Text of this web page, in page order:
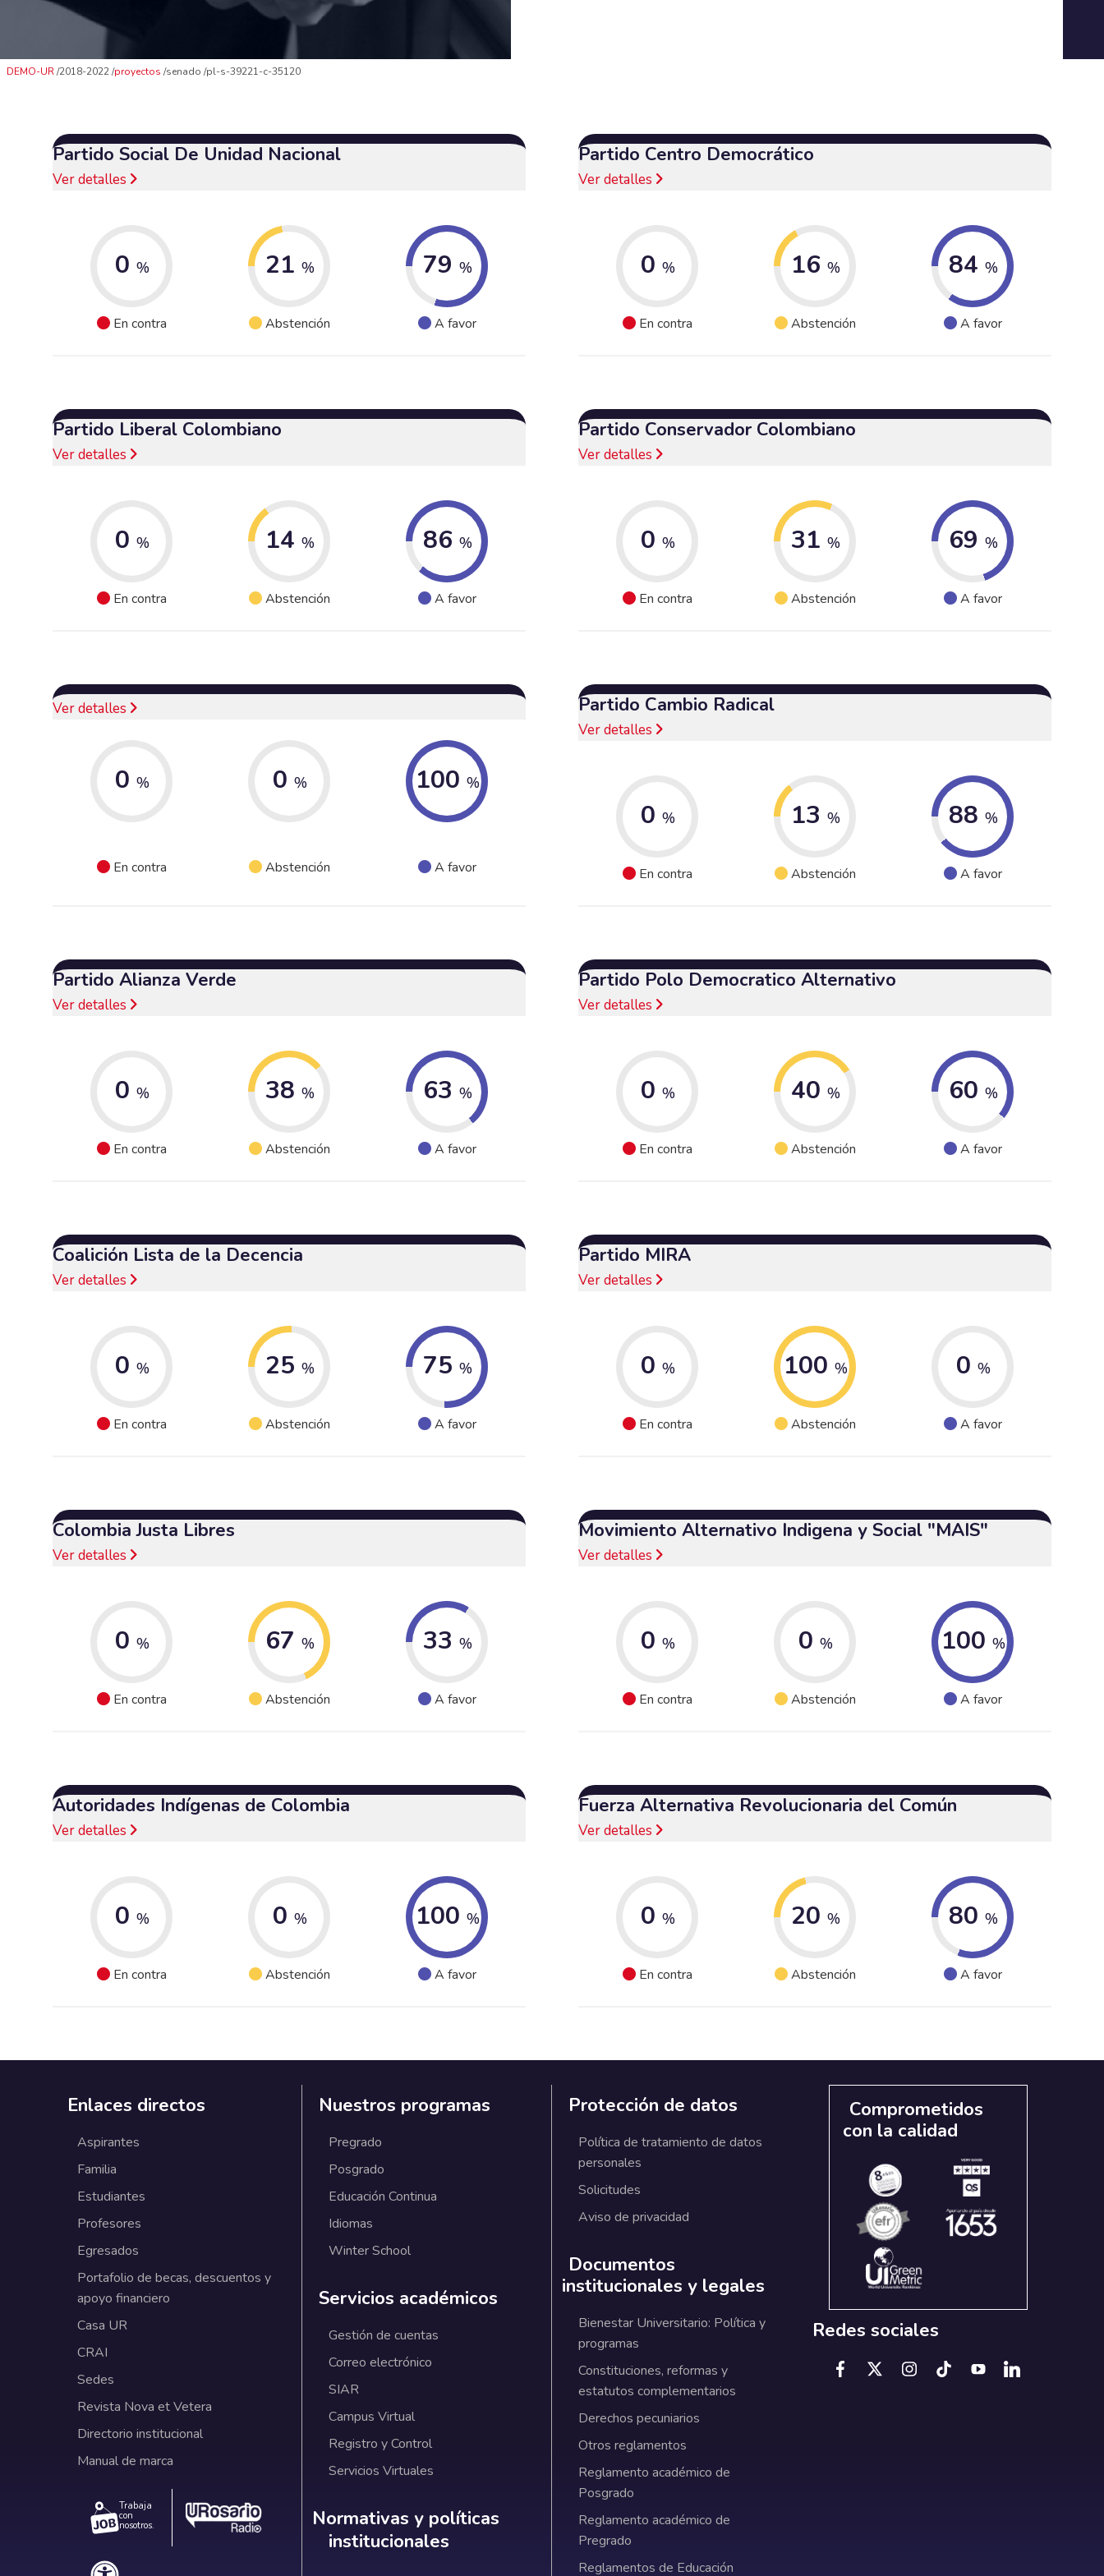
DEMO-UR 2018-2022 proyectos senado pl-s-39221-c-35120
Partido Social De Unidad Nacional
Ver detalles
0 %
En contra
21 %
Abstención
79 %
A favor
Partido Centro Democrático
Ver detalles
0 %
En contra
16 %
Abstención
84 %
A favor
Partido Liberal Colombiano
Ver detalles
0 %
En contra
14 %
Abstención
86 %
A favor
Partido Conservador Colombiano
Ver detalles
0 %
En contra
31 %
Abstención
69 %
A favor
Ver detalles
0 %
En contra
0 %
Abstención
100 %
A favor
Partido Cambio Radical
Ver detalles
0 %
En contra
13 %
Abstención
88 %
A favor
Partido Alianza Verde
Ver detalles
0 %
En contra
38 %
Abstención
63 %
A favor
Partido Polo Democratico Alternativo
Ver detalles
0 %
En contra
40 %
Abstención
60 %
A favor
Coalición Lista de la Decencia
Ver detalles
0 %
En contra
25 %
Abstención
75 %
A favor
Partido MIRA
Ver detalles
0 %
En contra
100 %
Abstención
0 %
A favor
Colombia Justa Libres
Ver detalles
0 %
En contra
67 %
Abstención
33 %
A favor
Movimiento Alternativo Indigena y Social "MAIS"
Ver detalles
0 %
En contra
0 %
Abstención
100 %
A favor
Autoridades Indígenas de Colombia
Ver detalles
0 %
En contra
0 %
Abstención
100 %
A favor
Fuerza Alternativa Revolucionaria del Común
Ver detalles
0 %
En contra
20 %
Abstención
80 %
A favor
Enlaces directos
Aspirantes
Familia
Estudiantes
Profesores
Egresados
Portafolio de becas, descuentos y
apoyo financiero
Casa UR
CRAI
Sedes
Revista Nova et Vetera
Directorio institucional
Manual de marca
Trabaja
con
nosotros.
Nuestros programas
Pregrado
Posgrado
Educación Continua
Idiomas
Winter School
Servicios académicos
Gestión de cuentas
Correo electrónico
SIAR
Campus Virtual
Registro y Control
Servicios Virtuales
Normativas y políticas institucionales
Normativas y políticas
institucionales
Protección de datos
Política de tratamiento de datos
personales
Solicitudes
Aviso de privacidad
Documentos
institucionales y legales
Bienestar Universitario: Política y
programas
Constituciones, reformas y
estatutos complementarios
Derechos pecuniarios
Otros reglamentos
Reglamento académico de
Posgrado
Reglamento académico de
Pregrado
Reglamentos de Educación
Comprometidos
con la calidad
Redes sociales